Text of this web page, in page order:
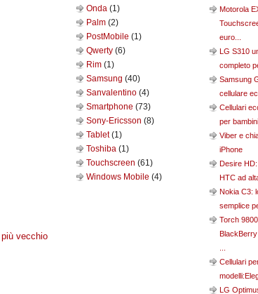
vecchio
Onda (1)
Palm (2)
PostMobile (1)
Qwerty (6)
Rim (1)
Samsung (40)
Sanvalentino (4)
Smartphone (73)
Sony-Ericsson (8)
Tablet(1)
Toshiba (1)
Touchscreen (61)
Windows Mobile (4)
Motorola
euro...
LG S310
completo
Samsung
cellulare
Cellulari
per
Viber e
iPhone
Desire
HTC ad
Nokia C3:
semplice
Torch
Cellulari
LG